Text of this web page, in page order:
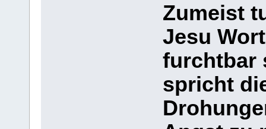
Zumeist
Jesu
furchtbar
spricht